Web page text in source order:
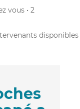
vous • 2
disponibles